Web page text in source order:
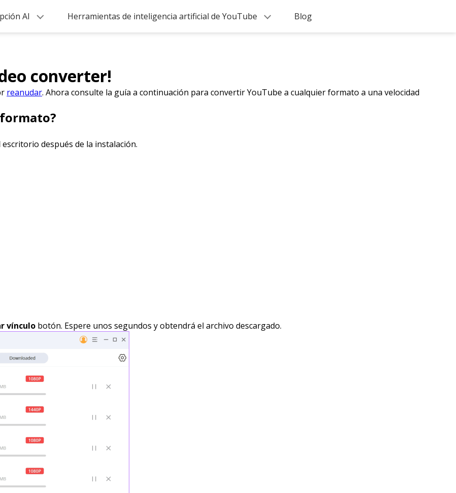
AI Herramientas de inteligencia artificial de YouTube Blog
converter!
reanudar. Ahora consulte la guía a continuación para convertir YouTube a cualquier formato a una velocidad
después de la instalación.
vínculo botón. Espere unos segundos y obtendrá el archivo descargado.